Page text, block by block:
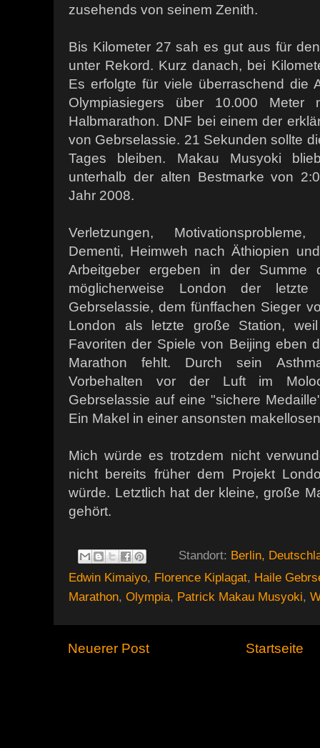
zusehends von seinem Zenith.
Bis Kilometer 27 sah es gut aus für
unter Rekord. Kurz danach, bei
Es erfolgte für viele überraschend die
Olympiasiegers über 10.000 Meter
Halbmarathon. DNF bei einem der
von Gebrselassie. 21 Sekunden sollte
Tages bleiben. Makau Musyoki
unterhalb der alten Bestmarke von
Jahr 2008.
Verletzungen,
Dementi, Heimweh nach Äthiopien
Arbeitgeber ergeben in der Summe
möglicherweise London der
Gebrselassie, dem fünffachen Sieger
London als letzte große Station,
Favoriten der Spiele von Beijing eben
Marathon fehlt. Durch sein
Vorbehalten vor der Luft im
Gebrselassie auf eine "sichere
Ein Makel in einer ansonsten
Mich würde es trotzdem nicht
nicht bereits früher dem Projekt
würde. Letztlich hat der kleine, große
gehört.
Standort: Berlin,
Edwin Kimaiyo, Florence Kiplagat, Haile
Marathon, Olympia, Patrick Makau Musyoki,
Neuerer Post Startseite